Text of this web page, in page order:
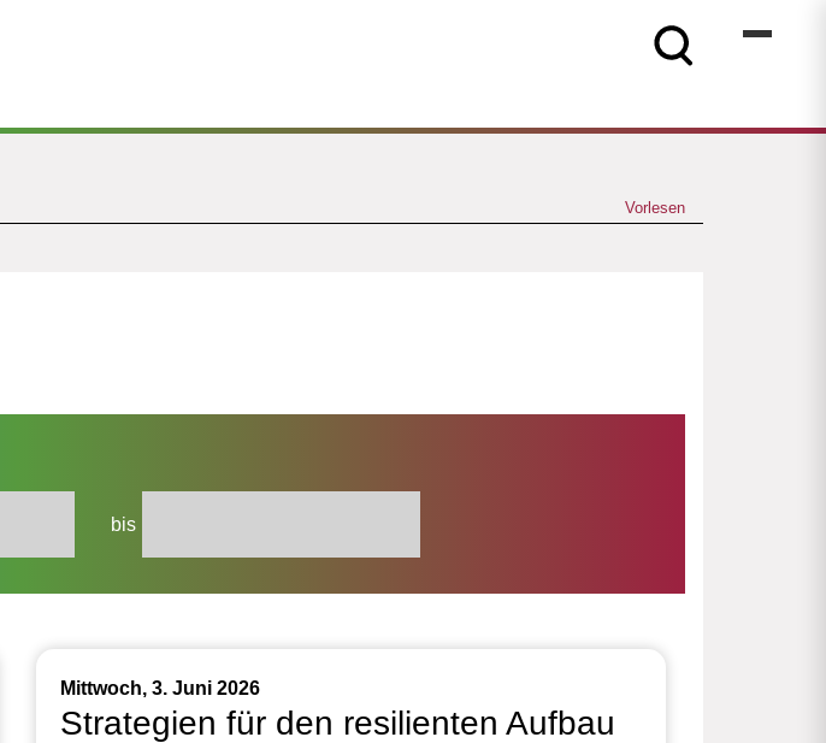
Vorlesen
bis
Mittwoch, 3. Juni 2026
Strategien für den resilienten Aufbau